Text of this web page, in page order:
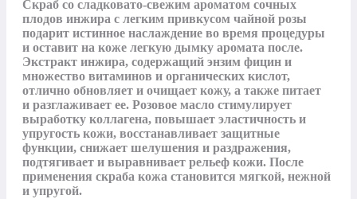
Скраб со сладковато-свежим ароматом сочных
плодов инжира с легким привкусом чайной розы
подарит истинное наслаждение во время процедуры
и оставит на коже легкую дымку аромата после.
Экстракт инжира, содержащий энзим фицин и
множество витаминов и органических кислот,
отлично обновляет и очищает кожу, а также питает
и разглаживает ее. Розовое масло стимулирует
выработку коллагена, повышает эластичность и
упругость кожи, восстанавливает защитные
функции, снижает шелушения и раздражения,
подтягивает и выравнивает рельеф кожи. После
применения скраба кожа становится мягкой, нежной
и упругой.